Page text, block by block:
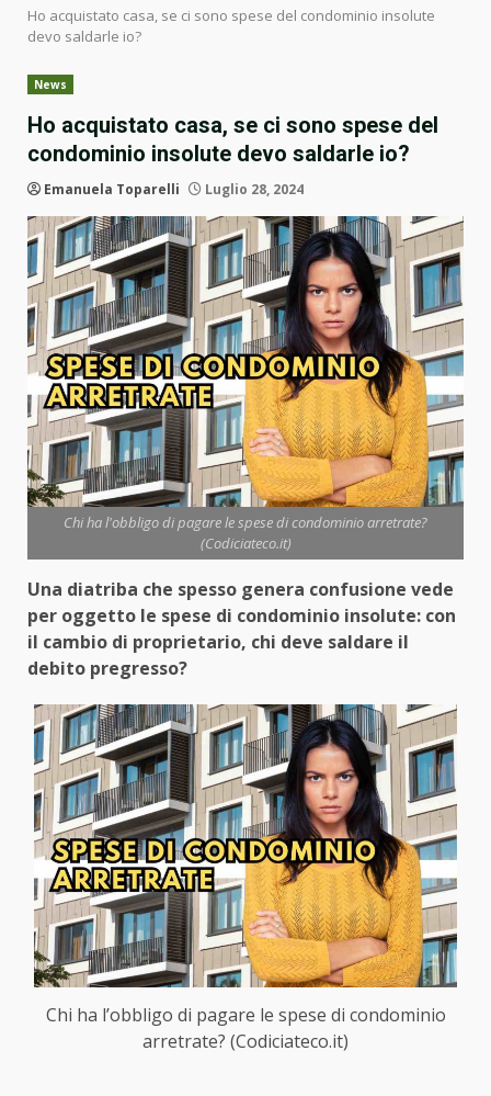
Ho acquistato casa, se ci sono spese del condominio insolute
devo saldarle io?
News
Ho acquistato casa, se ci sono spese del
condominio insolute devo saldarle io?
Emanuela Toparelli Luglio 28, 2024
Chi ha l'obbligo di pagare le spese di condominio arretrate?
(Codiciateco.it)
Una diatriba che spesso genera confusione vede
per oggetto le spese di condominio insolute: con
il cambio di proprietario, chi deve saldare il
debito pregresso?
Chi ha l’obbligo di pagare le spese di condominio
arretrate? (Codiciateco.it)